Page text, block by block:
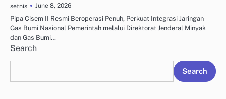
setnis
June 8, 2026
Pipa Cisem II Resmi Beroperasi Penuh, Perkuat Integrasi Jaringan
Gas Bumi Nasional Pemerintah melalui Direktorat Jenderal Minyak
dan Gas Bumi…
Search
Search